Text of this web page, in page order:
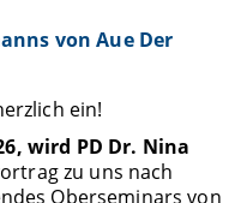
von Aue Der
ein!
wird PD Dr. Nina
zu uns nach
Oberseminars von